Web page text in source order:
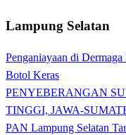
Lampung Selatan
Penganiayaan di
Botol Keras
PENYEBERANGAN
TINGGI, JAWA-
PAN Lampung Selatan